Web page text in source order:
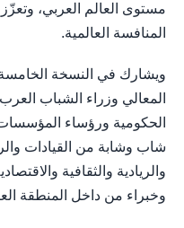
مستوى العالم العربي،
المنافسة العالمية.
ويشارك في النسخة
المعالي وزراء الشباب
شاب وشابة من القيادات
والريادية والثقافية
وخبراء من داخل المنطقة